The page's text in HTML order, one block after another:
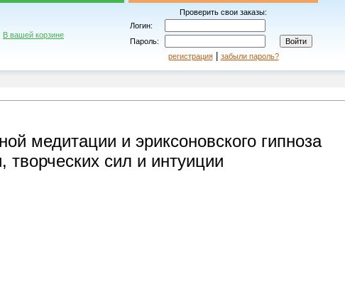
В вашей корзине
Проверить свои заказы:
Логин:
Пароль:
регистрация| забыли пароль?
медитации и эриксоновского гипноза
творческих сил и интуиции